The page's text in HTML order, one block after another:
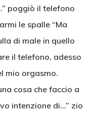
poggiò il telefono
le spalle “Ma
di male in quello
il telefono, adesso
mio orgasmo.
cosa che faccio a
intenzione di…” zio